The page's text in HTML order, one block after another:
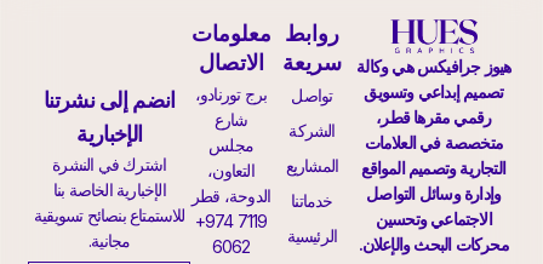
هيوز جرافيكس هي وكالة
تصميم إبداعي وتسويق
رقمي مقرها قطر،
متخصصة في العلامات
التجارية وتصميم المواقع
وإدارة وسائل التواصل
الاجتماعي وتحسين
محركات البحث والإعلان.
روابط
سريعة
تواصل
الشركة
المشاريع
خدماتنا
الرئيسية
معلومات
الاتصال
برج تورنادو،
شارع
مجلس
التعاون،
الدوحة، قطر
+974 7119
6062
انضم إلى نشرتنا
الإخبارية
اشترك في النشرة
الإخبارية الخاصة بنا
للاستمتاع بنصائح تسويقية
مجانية.